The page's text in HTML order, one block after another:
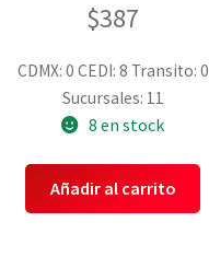
$387
CDMX: 0 CEDI: 8 Transito: 0
Sucursales: 11
8 en stock
Añadir al carrito